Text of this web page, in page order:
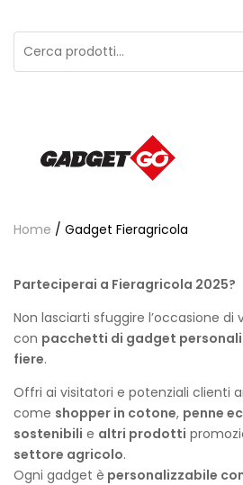
Home / Gadget Fieragricola
Parteciperai a Fieragricola 2025?
Non lasciarti sfuggire l’occasione di
con pacchetti di gadget
fiere.
Offri ai visitatori e potenziali clienti
come shopper in cotone, penne
sostenibili e altri prodotti
settore agricolo.
Ogni gadget è personalizzabile